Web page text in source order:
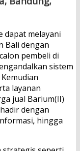
dapat melayani
Bali dengan
pembeli di
sistem
layanan
jual Barium(II)
dengan
hingga